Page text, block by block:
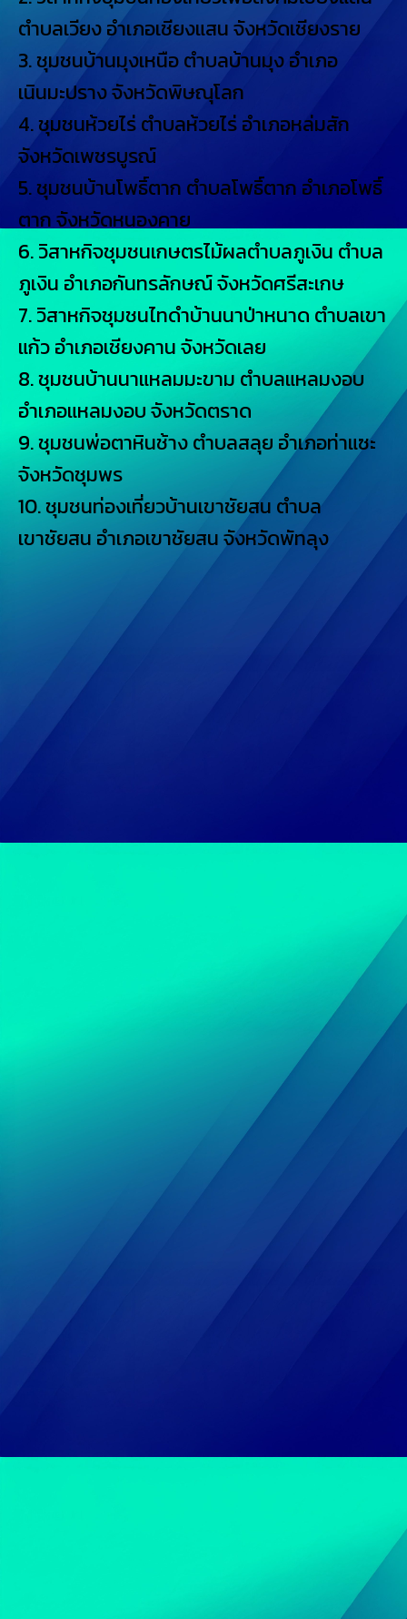
ตำบลเวียง อำเภอเชียงแสน จังหวัดเชียงราย
3. ชุมชนบ้านมุงเหนือ ตำบลบ้านมุง อำเภอ
เนินมะปราง จังหวัดพิษณุโลก
4. ชุมชนห้วยไร่ ตำบลห้วยไร่ อำเภอหล่มสัก
จังหวัดเพชรบูรณ์
5. ชุมชนบ้านโพธิ์ตาก ตำบลโพธิ์ตาก อำเภอโพธิ์
ตาก จังหวัดหนองคาย
6. วิสาหกิจชุมชนเกษตรไม้ผลตำบลภูเงิน ตำบล
ภูเงิน อำเภอกันทรลักษณ์ จังหวัดศรีสะเกษ
7. วิสาหกิจชุมชนไทดำบ้านนาป่าหนาด ตำบลเขา
แก้ว อำเภอเชียงคาน จังหวัดเลย
8. ชุมชนบ้านนาแหลมมะขาม ตำบลแหลมงอบ
อำเภอแหลมงอบ จังหวัดตราด
9. ชุมชนพ่อตาหินช้าง ตำบลสลุย อำเภอท่าแซะ
จังหวัดชุมพร
10. ชุมชนท่องเที่ยวบ้านเขาชัยสน ตำบล
เขาชัยสน อำเภอเขาชัยสน จังหวัดพัทลุง